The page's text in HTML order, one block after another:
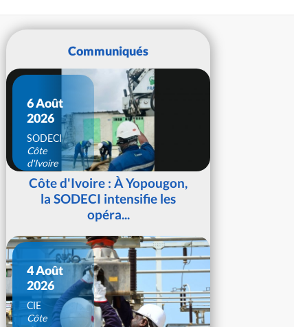
Communiqués
6 Août
2026
SODECI
Côte
d'Ivoire
Côte d'Ivoire : À Yopougon,
la SODECI intensifie les
opéra...
4 Août
2026
CIE
Côte